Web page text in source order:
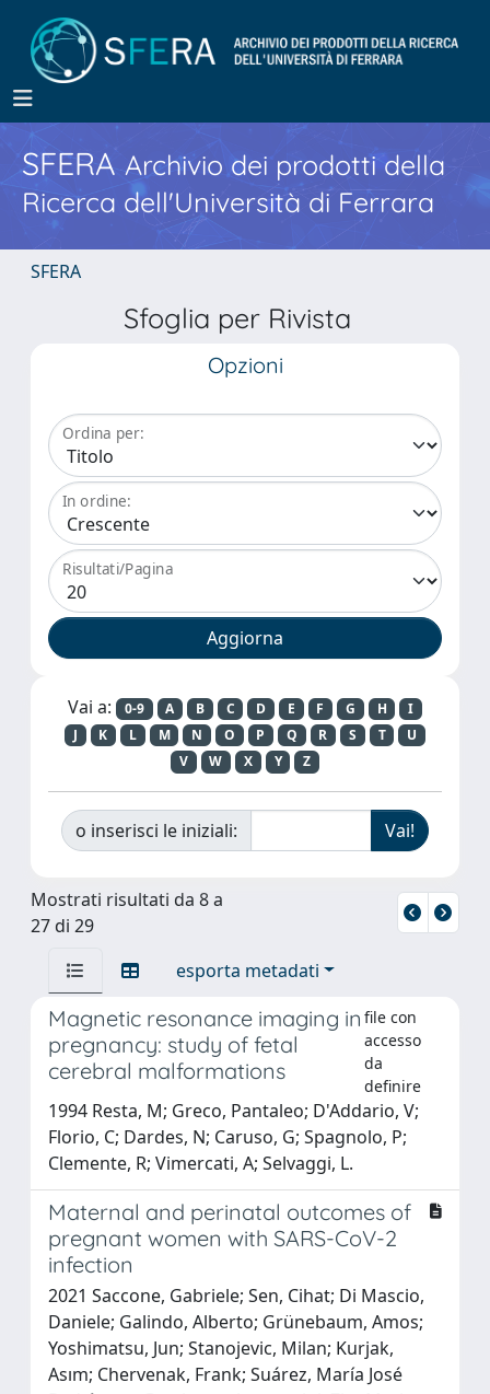
SFERA Archivio dei prodotti della
Ricerca dell'Università di Ferrara
SFERA
Sfoglia per Rivista
Opzioni
Ordina per:
In ordine:
Risultati/Pagina
Vai a: 0-9 A B C D E F G H
I
J
K L M N O P Q R S T
U
V
W X Y Z
o inserisci le iniziali:
Mostrati risultati da 8 a
27 di 29
esporta metadati
Magnetic resonance imaging in
pregnancy: study of fetal
cerebral malformations
file con
accesso
da
definire
1994 Resta, M; Greco, Pantaleo; D'Addario, V;
Florio, C; Dardes, N; Caruso, G; Spagnolo, P;
Clemente, R; Vimercati, A; Selvaggi, L.
Maternal and perinatal outcomes of
pregnant women with SARS-CoV-2
infection
2021 Saccone, Gabriele; Sen, Cihat; Di Mascio,
Daniele; Galindo, Alberto; Grünebaum, Amos;
Yoshimatsu, Jun; Stanojevic, Milan; Kurjak,
Asım; Chervenak, Frank; Suárez, María José